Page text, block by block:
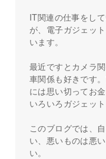
IT関連の仕事をし
が、電子ガジェッ
います。
最近ですとカメラ
車関係も好きです
には思い切ってお
いろいろガジェッ
このブログでは、
い、悪いものは悪
い。